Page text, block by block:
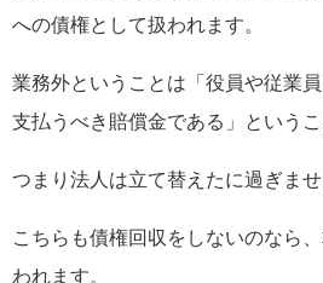
への債権として扱われます。
業務外ということは「役員や従業
支払うべき賠償金である」というこ
つまり法人は立て替えたに過ぎませ
こちらも債権回収をしないのなら
われます。